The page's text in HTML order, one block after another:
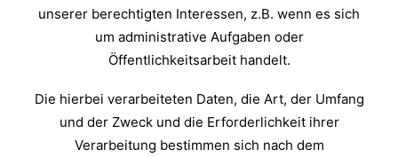
unserer berechtigten Interessen, z.B. wenn es sich
um administrative Aufgaben oder
Öffentlichkeitsarbeit handelt.
Die hierbei verarbeiteten Daten, die Art, der Umfang
und der Zweck und die Erforderlichkeit ihrer
Verarbeitung bestimmen sich nach dem